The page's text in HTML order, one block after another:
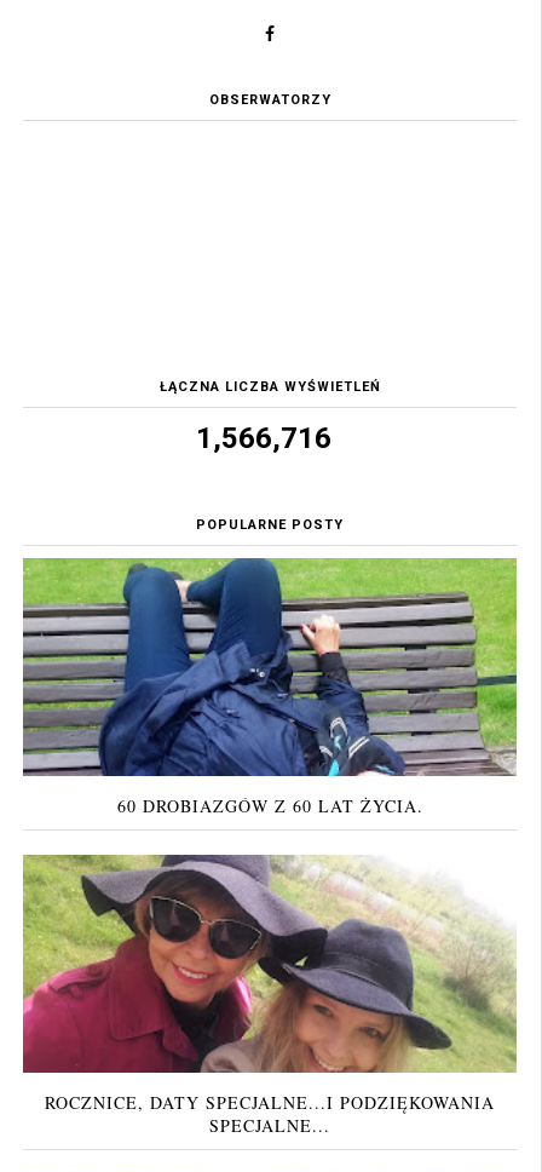
OBSERWATORZY
ŁĄCZNA LICZBA WYŚWIETLEŃ
1,566,716
POPULARNE POSTY
60 DROBIAZGÓW Z 60 LAT ŻYCIA.
ROCZNICE, DATY SPECJALNE...I PODZIĘKOWANIA
SPECJALNE...